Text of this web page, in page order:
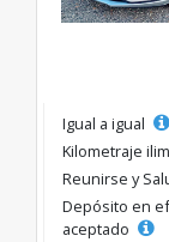
Igual a igual
Kilometraje
Reunirse y
Depósito en
aceptado